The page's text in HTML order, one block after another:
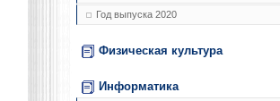
Год выпуска 2020
Физическая культура
Информатика